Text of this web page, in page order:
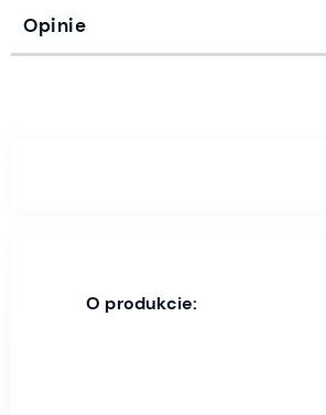
Opinie
O produkcie: